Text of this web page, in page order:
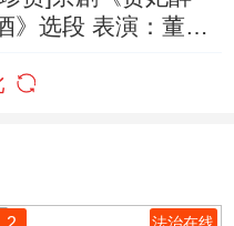
》选段 表演：董圆